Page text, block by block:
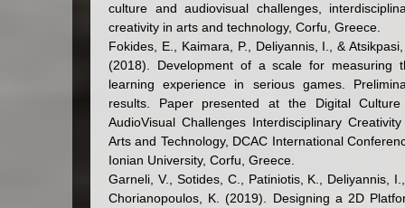
culture and audiovisual challenges,
creativity in arts and technology, Corfu, Greece.
Fokides, E., Kaimara, P., Deliyannis, I., & Atsikpasi,
(2018). Development of a scale for measuring
learning experience in serious games.
results. Paper presented at the Digital
AudioVisual Challenges Interdisciplinary
Arts and Technology, DCAC International
Ionian University, Corfu, Greece.
Garneli, V., Sotides, C., Patiniotis, K., Deliyannis,
Chorianopoulos, K. (2019). Designing a 2D